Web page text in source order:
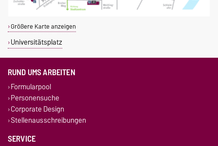
Größere Karte anzeigen
Universitätsplatz
RUND UMS ARBEITEN
Formularpool
Personensuche
Corporate Design
Stellenausschreibungen
SERVICE